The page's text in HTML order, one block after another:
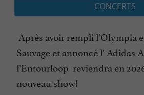
CONCERTS
Après avoir rempli l’Olympia
Sauvage et annoncé l’ Adidas
l’Entourloop reviendra en
nouveau show!